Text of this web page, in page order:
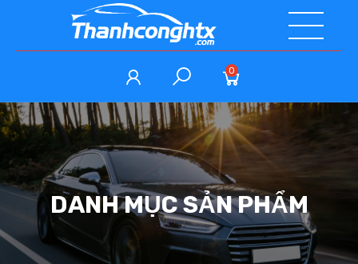
0
DANH MỤC SẢN PHẨM